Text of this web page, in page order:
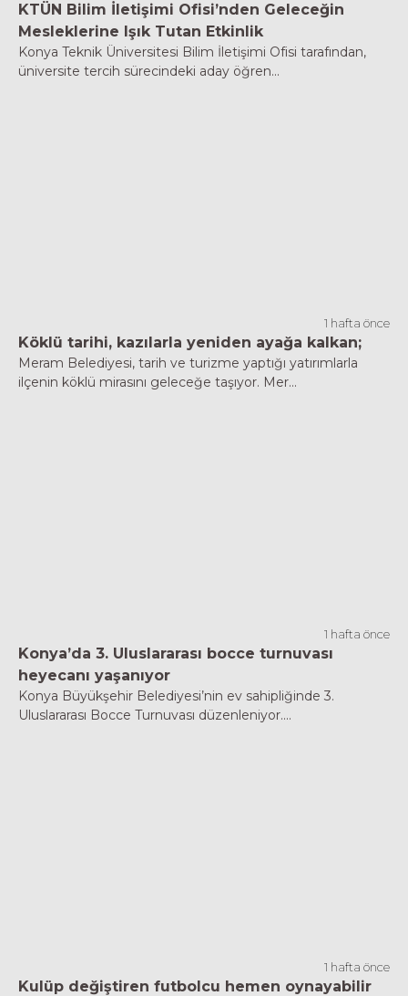
KTÜN Bilim İletişimi Ofisi’nden Geleceğin
Mesleklerine Işık Tutan Etkinlik
Konya Teknik Üniversitesi Bilim İletişimi Ofisi tarafından,
üniversite tercih sürecindeki aday öğren...
1 hafta önce
Köklü tarihi, kazılarla yeniden ayağa kalkan;
Meram Belediyesi, tarih ve turizme yaptığı yatırımlarla
ilçenin köklü mirasını geleceğe taşıyor. Mer...
1 hafta önce
Konya’da 3. Uluslararası bocce turnuvası
heyecanı yaşanıyor
Konya Büyükşehir Belediyesi’nin ev sahipliğinde 3.
Uluslararası Bocce Turnuvası düzenleniyor....
1 hafta önce
Kulüp değiştiren futbolcu hemen oynayabilir